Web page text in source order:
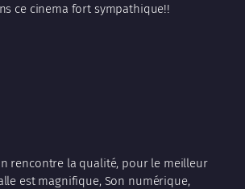
ce cinema fort sympathique!!
rencontre la qualité, pour le meilleur
est magnifique, Son numérique,